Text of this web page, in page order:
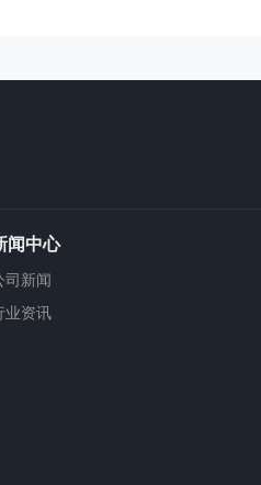
闻中心
司新闻
业资讯